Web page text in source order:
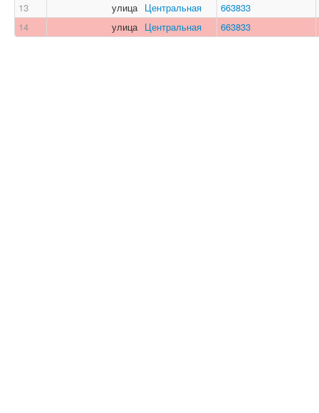
13
улица Центральная
663833
14
улица Центральная 663833